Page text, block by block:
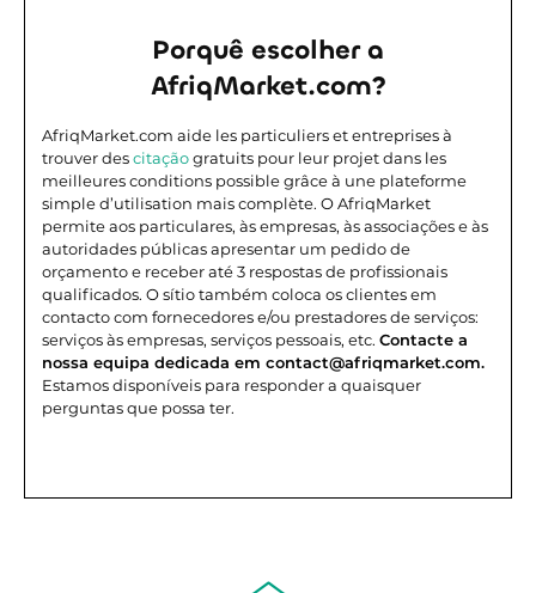
Porquê escolher a
AfriqMarket.com?
AfriqMarket.com aide les particuliers et entreprises à
trouver descitaçãogratuits pour leur projet dans les
meilleures conditions possible grâce à une plateforme
simple d’utilisation mais complète. O AfriqMarket
permite aos particulares, às empresas, às associações e às
autoridades públicas apresentar um pedido de
orçamento e receber até 3 respostas de profissionais
qualificados. O sítio também coloca os clientes em
contacto com fornecedores e/ou prestadores de serviços:
serviços às empresas, serviços pessoais, etc. Contacte a
nossa equipa dedicada em contact@afriqmarket.com.
Estamos disponíveis para responder a quaisquer
perguntas que possa ter.